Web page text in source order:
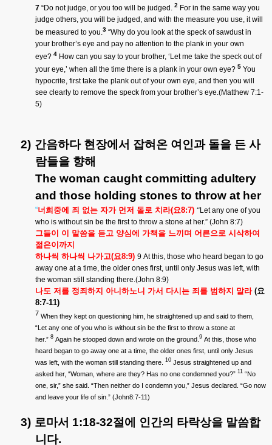
7 “Do not judge, or you too will be judged. 2 For in the same way you
judge others, you will be judged, and with the measure you use, it will
be measured to you.3 “Why do you look at the speck of sawdust in
your brother’s eye and pay no attention to the plank in your own
eye? 4 How can you say to your brother, ‘Let me take the speck out of
your eye,’ when all the time there is a plank in your own eye? 5 You
hypocrite, first take the plank out of your own eye, and then you will
see clearly to remove the speck from your brother’s eye.(Matthew 7:1-
5)
2) 간음하다 현장에서 잡혀온 여인과 돌을 든 사
람들을 향해
The woman caught committing adultery
and those holding stones to throw at her
“너희중에 죄 없는 자가 먼저 돌로 치라(요8:7) “Let any one of you
who is without sin be the first to throw a stone at her.” (John 8:7)
그들이 이 말씀을 듣고 양심에 가책을 느끼며 어른으로 시삭하여
젊은이까지
하나씩 하나씩 나가고(요8:9) 9 At this, those who heard began to go
away one at a time, the older ones first, until only Jesus was left, with
the woman still standing there.(John 8:9)
나도 저를 정죄하지 아니하노니 가서 다시는 죄를 범하지 말라 (요
8:7-11)
7 When they kept on questioning him, he straightened up and said to them,
“Let any one of you who is without sin be the first to throw a stone at
her.” 8 Again he stooped down and wrote on the ground. 9 At this, those who
heard began to go away one at a time, the older ones first, until only Jesus
was left, with the woman still standing there. 10 Jesus straightened up and
asked her, “Woman, where are they? Has no one condemned you?” 11 “No
one, sir,” she said. “Then neither do I condemn you,” Jesus declared. “Go now
and leave your life of sin.” (John8:7-11)
3) 로마서 1:18-32절에 인간의 타락상을 말씀합
니다.